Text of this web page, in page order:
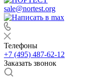
sale@nortest.org
Телефоны
+7 (495) 487-62-12
Заказать звонок